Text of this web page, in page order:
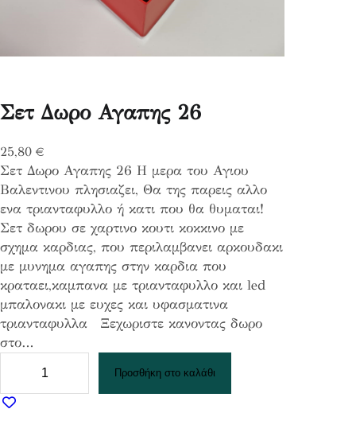
Σετ Δωρο Αγαπης 26
25,80 €
Σετ Δωρο Αγαπης 26 Η μερα του Αγιου
Βαλεντινου πλησιαζει, Θα της παρεις αλλο
ενα τριανταφυλλο ή κατι που θα θυμαται!
Σετ δωρου σε χαρτινο κουτι κοκκινο με
σχημα καρδιας, που περιλαμβανει αρκουδακι
με μυνημα αγαπης στην καρδια που
κραταει,καμπανα με τριανταφυλλο και led
μπαλονακι με ευχες και υφασματινα
τριανταφυλλα Ξεχωριστε κανοντας δωρο
στο…
τ
Προσθήκη στο καλάθι